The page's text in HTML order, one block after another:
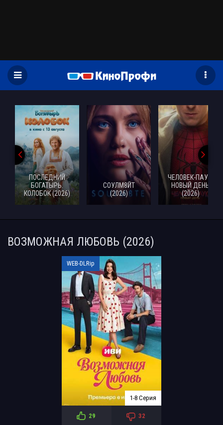
ПОСЛЕДНИЙ
БОГАТЫРЬ.
КОЛОБОК (2026)
СОУЛМ8ЙТ
(2026)
ЧЕЛОВЕК-ПАУК:
НОВЫЙ ДЕНЬ
(2026)
ВОЗМОЖНАЯ ЛЮБОВЬ (2026)
WEB-DLRip
1-8 Серия
29 32